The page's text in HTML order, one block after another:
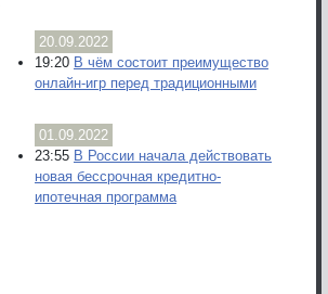
20.09.2022
19:20 В чём состоит преимущество
онлайн-игр перед традиционными
01.09.2022
23:55 В России начала действовать
новая бессрочная кредитно-
ипотечная программа